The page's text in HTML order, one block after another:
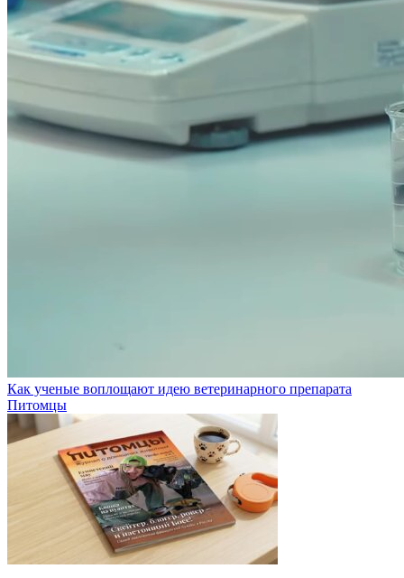
Как ученые воплощают идею ветеринарного препарата
Питомцы